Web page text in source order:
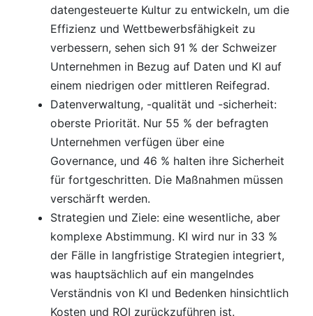
datengesteuerte Kultur zu entwickeln, um die
Effizienz und Wettbewerbsfähigkeit zu
verbessern, sehen sich 91 % der Schweizer
Unternehmen in Bezug auf Daten und KI auf
einem niedrigen oder mittleren Reifegrad.
Datenverwaltung, -qualität und -sicherheit:
oberste Priorität. Nur 55 % der befragten
Unternehmen verfügen über eine
Governance, und 46 % halten ihre Sicherheit
für fortgeschritten. Die Maßnahmen müssen
verschärft werden.
Strategien und Ziele: eine wesentliche, aber
komplexe Abstimmung. KI wird nur in 33 %
der Fälle in langfristige Strategien integriert,
was hauptsächlich auf ein mangelndes
Verständnis von KI und Bedenken hinsichtlich
Kosten und ROI zurückzuführen ist.